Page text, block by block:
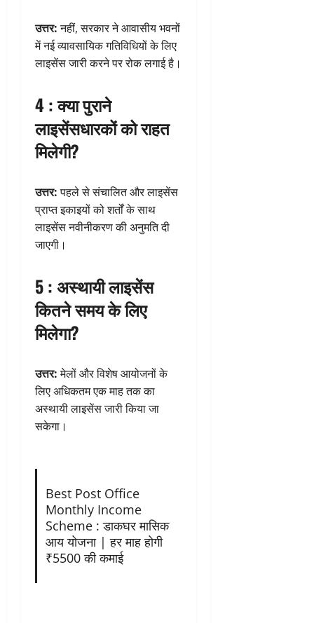
उत्तर:नहीं, सरकार ने आवासीय भवनों
में नई व्यावसायिक गतिविधियों के लिए
लाइसेंस जारी करने पर रोक लगाई है।
4 : क्या पुराने
लाइसेंसधारकों को राहत
मिलेगी?
उत्तर:पहले से संचालित और लाइसेंस
प्राप्त इकाइयों को शर्तों के साथ
लाइसेंस नवीनीकरण की अनुमति दी
जाएगी।
5 : अस्थायी लाइसेंस
कितने समय के लिए
मिलेगा?
उत्तर:मेलों और विशेष आयोजनों के
लिए अधिकतम एक माह तक का
अस्थायी लाइसेंस जारी किया जा
सकेगा।
Best Post Office
Monthly Income
Scheme : डाकघर मासिक
आय योजना | हर माह होगी
₹5500 की कमाई